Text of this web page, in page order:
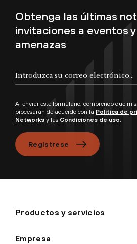
Obtenga las últimas
invitaciones a eventos
amenazas
Al enviar este formulario, comprendo que
procesarán de acuerdo con la Política de
Networks y las Condiciones de uso.
Regístrese
Productos y servicios
Empresa